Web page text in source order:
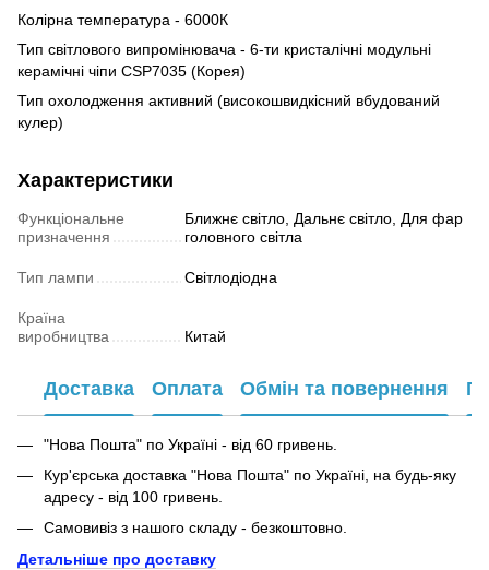
Колірна температура - 6000К
Тип світлового випромінювача - 6-ти кристалічні модульні
керамічні чіпи CSP7035 (Корея)
Тип охолодження активний (високошвидкісний вбудований
кулер)
Характеристики
Функціональне
призначення
Ближнє світло, Дальнє світло, Для фар
головного світла
Тип лампи Світлодіодна
Країна
виробництва
Китай
Доставка Оплата Обмін та повернення
"Нова Пошта" по Україні - від 60 гривень.
Кур'єрська доставка "Нова Пошта" по Україні, на будь-яку
адресу - від 100 гривень.
Самовивіз з нашого складу - безкоштовно.
Детальніше про доставку